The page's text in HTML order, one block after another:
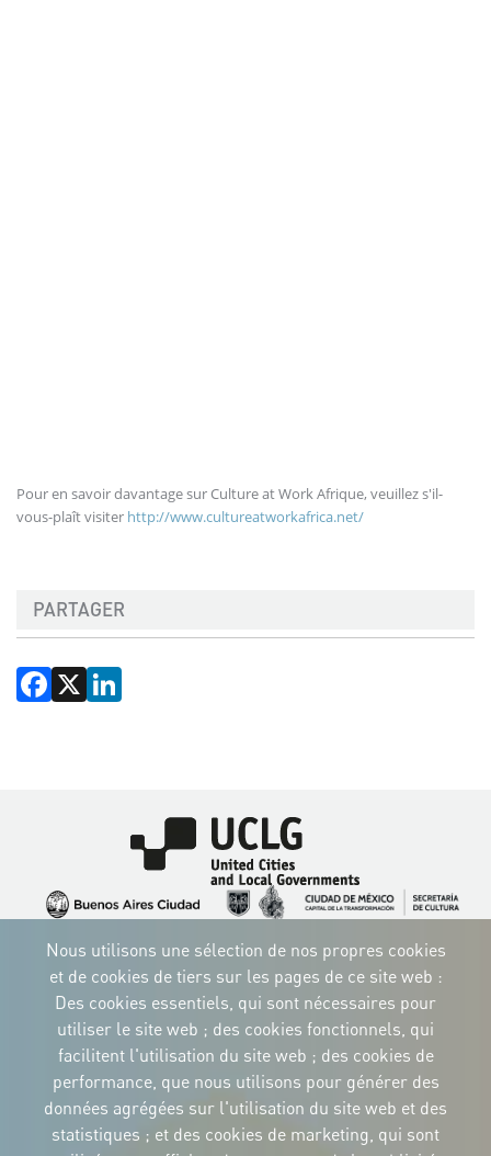
Pour en savoir davantage sur Culture at Work Afrique, veuillez s'il-
vous-plaît visiter http://www.cultureatworkafrica.net/
PARTAGER
Facebook
X
Image
Image
Image
ImageImageImage
IDENTITÉ CORPORTATIVE
Téléchargez
les logos et le
manuel
Nous utilisons une sélection de nos propres cookies
et de cookies de tiers sur les pages de ce site web :
Des cookies essentiels, qui sont nécessaires pour
utiliser le site web ; des cookies fonctionnels, qui
facilitent l'utilisation du site web ; des cookies de
performance, que nous utilisons pour générer des
données agrégées sur l'utilisation du site web et des
statistiques ; et des cookies de marketing, qui sont